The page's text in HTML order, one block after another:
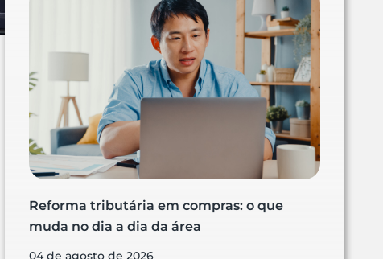
Reforma tributária em compras: o que
muda no dia a dia da área
04 de agosto de 2026